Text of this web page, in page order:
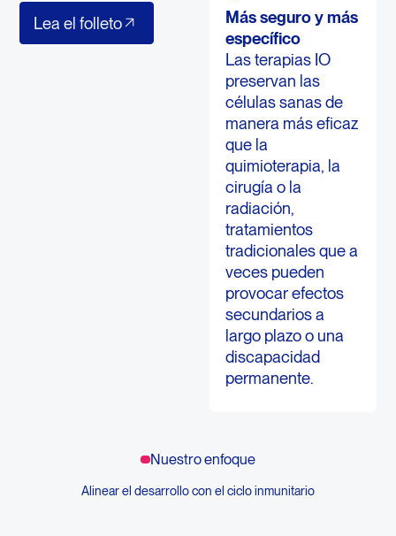
Lea el folleto
Lea el folleto
Más seguro y más
específico
Las terapias IO
preservan las
células sanas de
manera más eficaz
que la
quimioterapia, la
cirugía o la
radiación,
tratamientos
tradicionales que a
veces pueden
provocar efectos
secundarios a
largo plazo o una
discapacidad
permanente.
Nuestro enfoque
Alinear el desarrollo con el ciclo inmunitario